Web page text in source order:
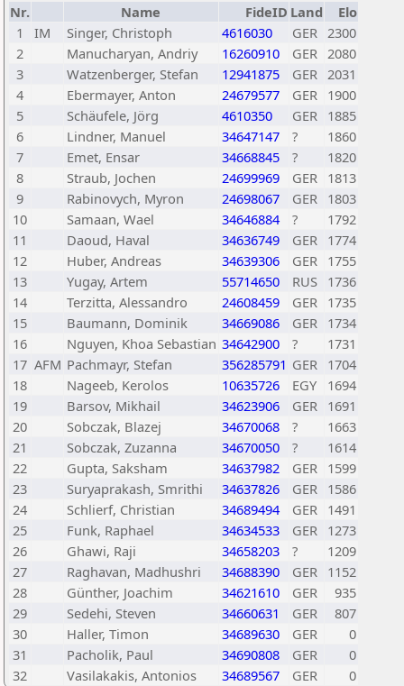
Nr. Name FideID Land
Elo
1
IM Singer, Christoph 4616030 GER 2300
2
Manucharyan, Andriy 16260910 GER 2080
3
Watzenberger, Stefan 12941875 GER 2031
4
Ebermayer, Anton 24679577 GER 1900
5
Schäufele, Jörg 4610350 GER 1885
6
Lindner, Manuel 34647147 ?
1860
7
Emet, Ensar 34668845 ?
1820
8
Straub, Jochen 24699969 GER 1813
9
Rabinovych, Myron 24698067 GER 1803
10
Samaan, Wael 34646884 ?
1792
11
Daoud, Haval 34636749 GER 1774
12
Huber, Andreas 34639306 GER 1755
13
Yugay, Artem 55714650 RUS 1736
14
Terzitta, Alessandro 24608459 GER 1735
15
Baumann, Dominik 34669086 GER 1734
16
Nguyen, Khoa Sebastian 34642900 ?
1731
17 AFM Pachmayr, Stefan 356285791 GER 1704
18
Nageeb, Kerolos 10635726 EGY
1694
19
Barsov, Mikhail 34623906 GER 1691
20
Sobczak, Blazej 34670068 ?
1663
21
Sobczak, Zuzanna 34670050 ?
1614
22
Gupta, Saksham 34637982 GER 1599
23
Suryaprakash, Smrithi 34637826 GER 1586
24
Schlierf, Christian 34689494 GER 1491
25
Funk, Raphael 34634533 GER 1273
26
Ghawi, Raji 34658203 ?
1209
27
Raghavan, Madhushri 34688390 GER 1152
28
Günther, Joachim 34621610 GER
935
29
Sedehi, Steven 34660631 GER
807
30
Haller, Timon 34689630 GER
0
31
Pacholik, Paul 34690808 GER
0
32
Vasilakakis, Antonios 34689567 GER 0